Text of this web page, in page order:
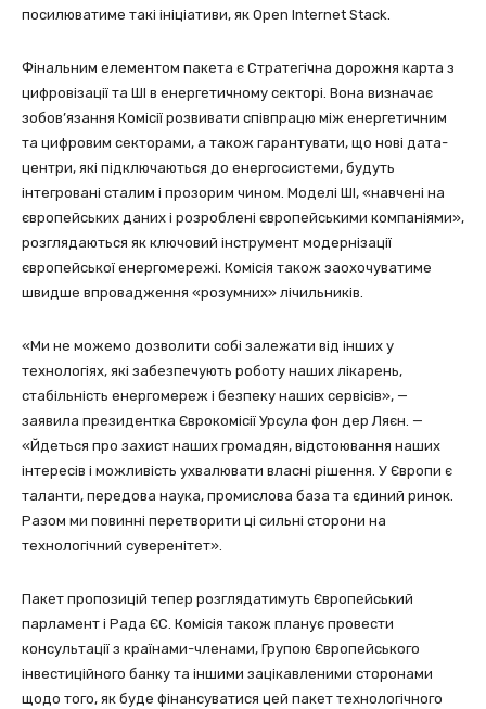
посилюватиме такі ініціативи, як Open Internet Stack.
Фінальним елементом пакета є Стратегічна дорожня карта з
цифровізації та ШІ в енергетичному секторі. Вона визначає
зобов’язання Комісії розвивати співпрацю між енергетичним
та цифровим секторами, а також гарантувати, що нові дата-
центри, які підключаються до енергосистеми, будуть
інтегровані сталим і прозорим чином. Моделі ШІ, «навчені на
європейських даних і розроблені європейськими компаніями»,
розглядаються як ключовий інструмент модернізації
європейської енергомережі. Комісія також заохочуватиме
швидше впровадження «розумних» лічильників.
«Ми не можемо дозволити собі залежати від інших у
технологіях, які забезпечують роботу наших лікарень,
стабільність енергомереж і безпеку наших сервісів», —
заявила президентка Єврокомісії Урсула фон дер Ляєн. —
«Йдеться про захист наших громадян, відстоювання наших
інтересів і можливість ухвалювати власні рішення. У Європи є
таланти, передова наука, промислова база та єдиний ринок.
Разом ми повинні перетворити ці сильні сторони на
технологічний суверенітет».
Пакет пропозицій тепер розглядатимуть Європейський
парламент і Рада ЄС. Комісія також планує провести
консультації з країнами-членами, Групою Європейського
інвестиційного банку та іншими зацікавленими сторонами
щодо того, як буде фінансуватися цей пакет технологічного